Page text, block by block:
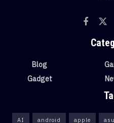
Blog
Gadget
AI android apple